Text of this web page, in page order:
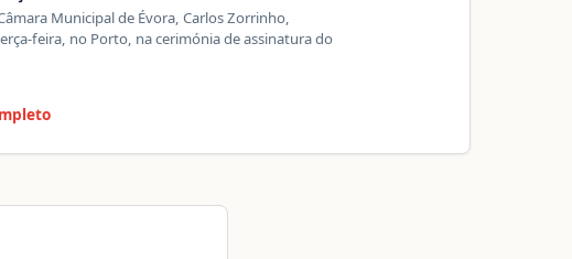
Municipal de Évora, Carlos Zorrinho,
feira, no Porto, na cerimónia de assinatura do